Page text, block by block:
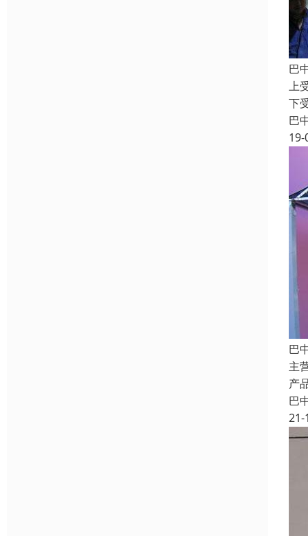
巴
上
下
巴
19-
巴
主
产
巴
21-